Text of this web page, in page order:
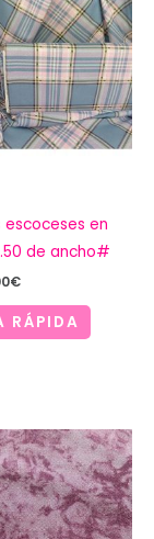
escoceses en
de ancho#
€El
actual
es:
RÁPIDA